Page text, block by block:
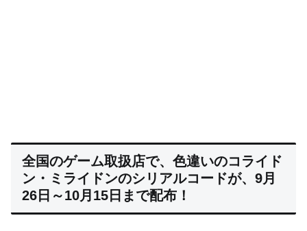
全国のゲーム取扱店で、色違いのコライド
ン・ミライドンのシリアルコードが、9月
26日～10月15日まで配布！